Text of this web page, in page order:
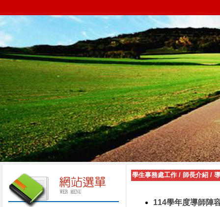
學生事務處工作 / 師長介紹 /
114學年度導師陣